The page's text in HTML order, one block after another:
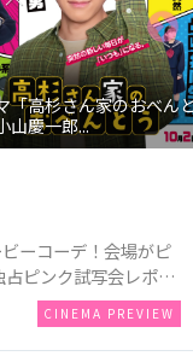
杉さん家のおべんと
慶一郎...
ーコーデ！会場がピ
ピンク試写会レポー
CINEMA PREVIEW